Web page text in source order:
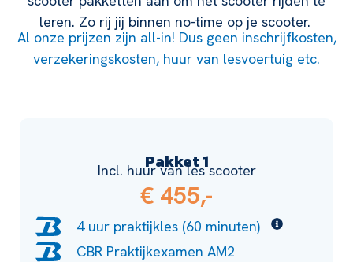
leren. Zo rij jij binnen no-time op je scooter.
Al onze prijzen zijn all-in! Dus geen inschrijfkosten,
verzekeringskosten, huur van lesvoertuig etc.
Pakket 1
Incl. huur van les scooter
€ 455,-
4 uur praktijkles (60 minuten)
CBR Praktijkexamen AM2